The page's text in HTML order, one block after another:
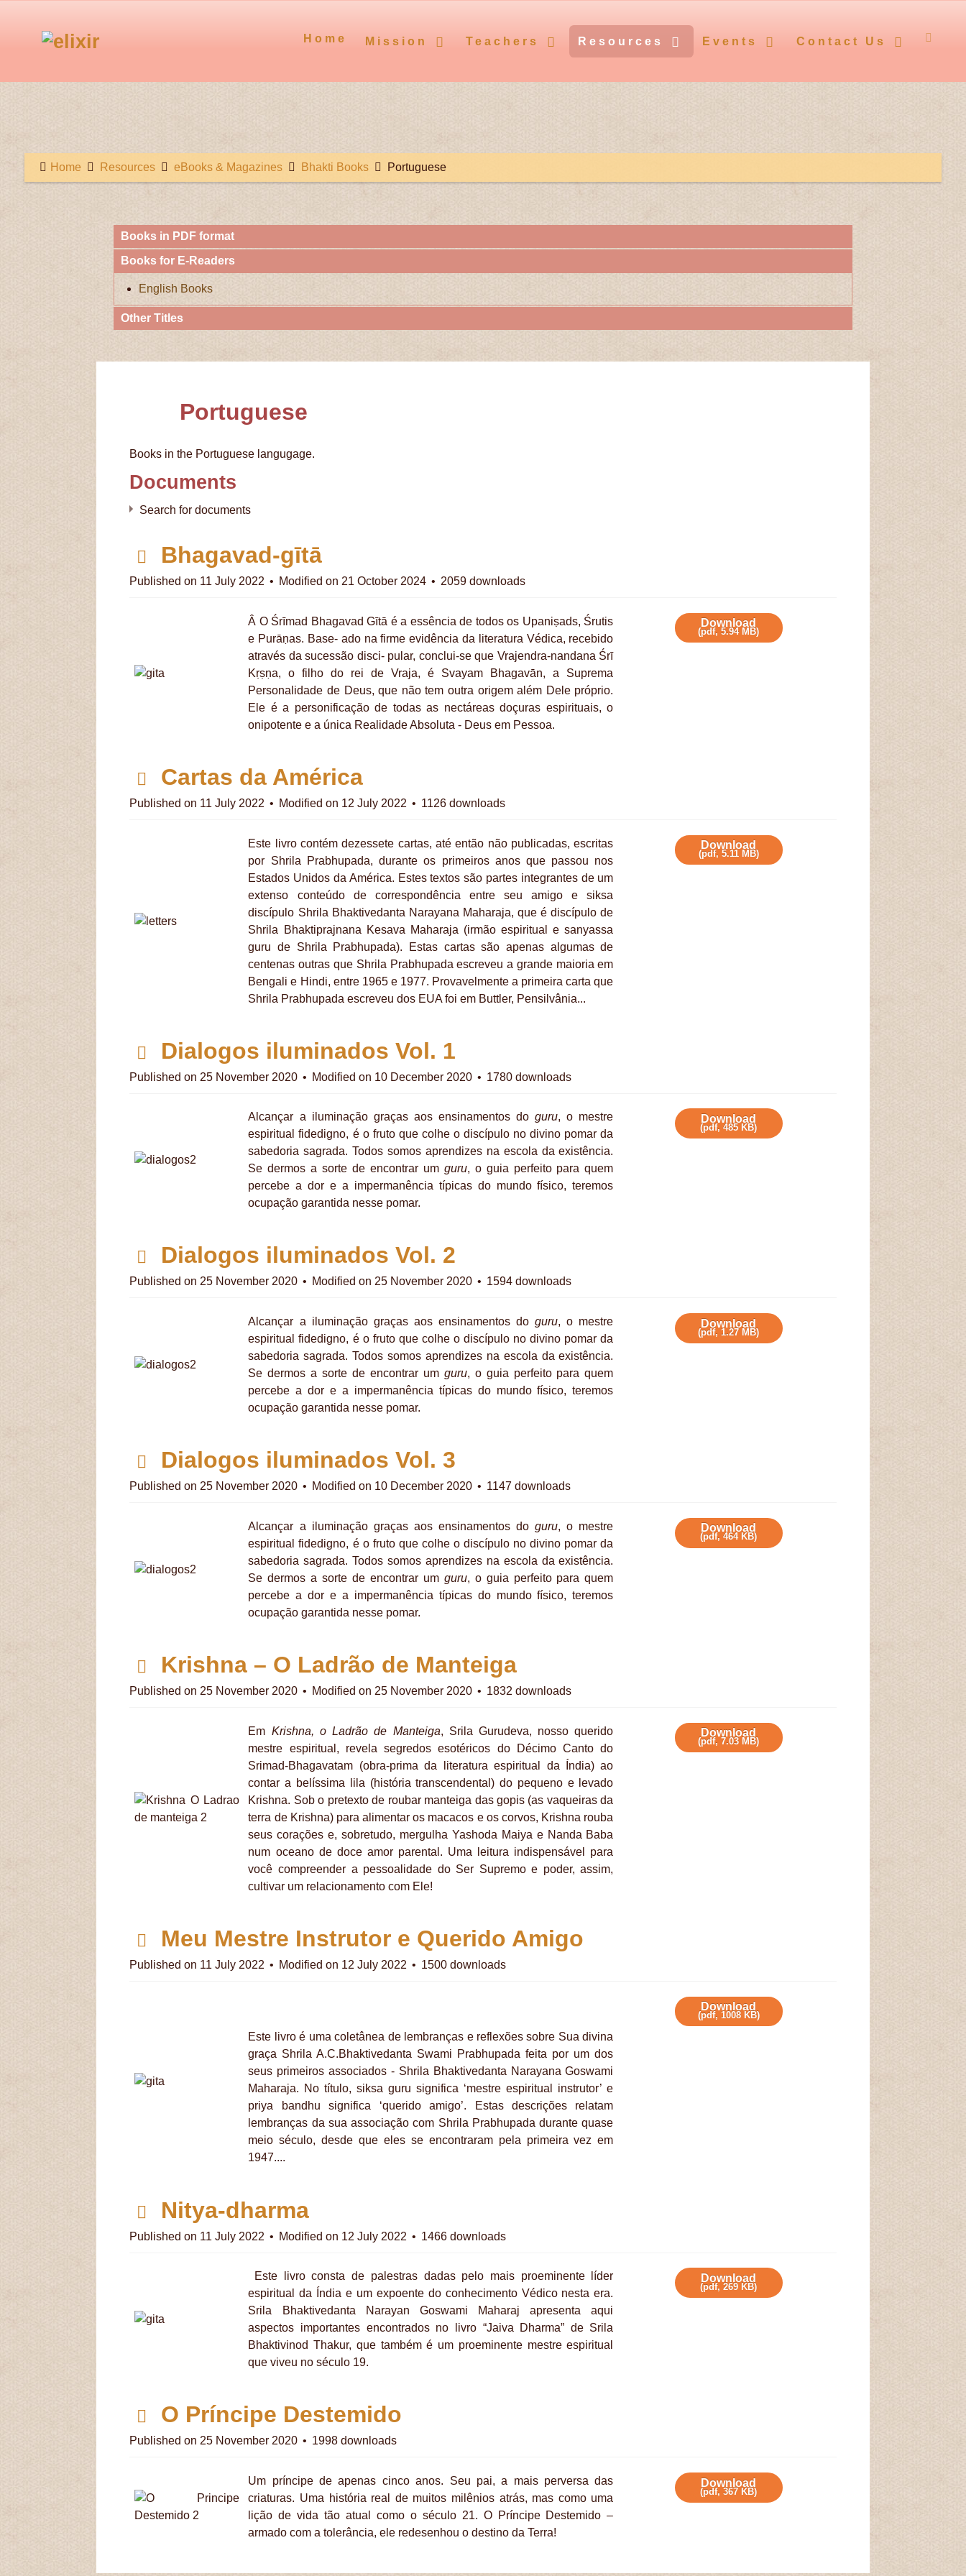
Home Mission Teachers Resources Events Contact Us
Home Resources eBooks & Magazines Bhakti Books Portuguese
Books in PDF format
Books for E-Readers
English Books
Other Titles
Folder
Portuguese
Books in the Portuguese langugage.
Documents
Search for documents
p
d
Bhagavad-gītā
Published on 11 July 2022 Modified on 21 October 2024 2059 downloads
Download
(pdf,5.94 MB)
Â O Śrīmad Bhagavad Gītā é a essência de todos os Upaniṣads, Śrutis
e Purāṇas. Base- ado na firme evidência da literatura Védica, recebido
através da sucessão disci- pular, conclui-se que Vrajendra-nandana Śrī
Kṛṣṇa, o filho do rei de Vraja, é Svayam Bhagavān, a Suprema
Personalidade de Deus, que não tem outra origem além Dele próprio.
Ele é a personificação de todas as nectáreas doçuras espirituais, o
onipotente e a única Realidade Absoluta - Deus em Pessoa.
p
d
Cartas da América
Published on 11 July 2022 Modified on 12 July 2022 1126 downloads
Download
(pdf, 5.11 MB)
Este livro contém dezessete cartas, até então não publicadas, escritas
por Shrila Prabhupada, durante os primeiros anos que passou nos
Estados Unidos da América. Estes textos são partes integrantes de um
extenso conteúdo de correspondência entre seu amigo e siksa
discípulo Shrila Bhaktivedanta Narayana Maharaja, que é discípulo de
Shrila Bhaktiprajnana Kesava Maharaja (irmão espiritual e sanyassa
guru de Shrila Prabhupada). Estas cartas são apenas algumas de
centenas outras que Shrila Prabhupada escreveu a grande maioria em
Bengali e Hindi, entre 1965 e 1977. Provavelmente a primeira carta que
Shrila Prabhupada escreveu dos EUA foi em Buttler, Pensilvânia...
p
d
Dialogos iluminados Vol. 1
Published on 25 November 2020 Modified on 10 December 2020 1780 downloads
Download
(pdf,485 KB)
Alcançar a iluminação graças aos ensinamentos doguru, o mestre
espiritual fidedigno, é o fruto que colhe o discípulo no divino pomar da
sabedoria sagrada. Todos somos aprendizes na escola da existência.
Se dermos a sorte de encontrar um guru, o guia perfeito para quem
percebe a dor e a impermanência típicas do mundo físico, teremos
ocupação garantida nesse pomar.
p
d
Dialogos iluminados Vol. 2
Published on 25 November 2020 Modified on 25 November 2020 1594 downloads
Download
(pdf, 1.27 MB)
Alcançar a iluminação graças aos ensinamentos doguru, o mestre
espiritual fidedigno, é o fruto que colhe o discípulo no divino pomar da
sabedoria sagrada. Todos somos aprendizes na escola da existência.
Se dermos a sorte de encontrar um guru, o guia perfeito para quem
percebe a dor e a impermanência típicas do mundo físico, teremos
ocupação garantida nesse pomar.
p
d
Dialogos iluminados Vol. 3
Published on 25 November 2020 Modified on 10 December 2020 1147 downloads
Download
(pdf,464 KB)
Alcançar a iluminação graças aos ensinamentos doguru, o mestre
espiritual fidedigno, é o fruto que colhe o discípulo no divino pomar da
sabedoria sagrada. Todos somos aprendizes na escola da existência.
Se dermos a sorte de encontrar um guru, o guia perfeito para quem
percebe a dor e a impermanência típicas do mundo físico, teremos
ocupação garantida nesse pomar.
p
d
Krishna – O Ladrão de Manteiga
Published on 25 November 2020 Modified on 25 November 2020 1832 downloads
Download
(pdf,7.03 MB)
Em Krishna, o Ladrão de Manteiga, Srila Gurudeva, nosso querido
mestre espiritual, revela segredos esotéricos do Décimo Canto do
Srimad-Bhagavatam (obra-prima da literatura espiritual da Índia) ao
contar a belíssima lila (história transcendental) do pequeno e levado
Krishna. Sob o pretexto de roubar manteiga das gopis (as vaqueiras da
terra de Krishna) para alimentar os macacos e os corvos, Krishna rouba
seus corações e, sobretudo, mergulha Yashoda Maiya e Nanda Baba
num oceano de doce amor parental. Uma leitura indispensável para
você compreender a pessoalidade do Ser Supremo e poder, assim,
cultivar um relacionamento com Ele!
p
d
Meu Mestre Instrutor e Querido Amigo
Published on 11 July 2022 Modified on 12 July 2022 1500 downloads
Download
(pdf, 1008 KB)
Este livro é uma coletânea de lembranças e reflexões sobre Sua divina
graça Shrila A.C.Bhaktivedanta Swami Prabhupada feita por um dos
seus primeiros associados - Shrila Bhaktivedanta Narayana Goswami
Maharaja. No título, siksa guru significa ‘mestre espiritual instrutor’ e
priya bandhu significa ‘querido amigo’. Estas descrições relatam
lembranças da sua associação com Shrila Prabhupada durante quase
meio século, desde que eles se encontraram pela primeira vez em
1947....
p
d
Nitya-dharma
Published on 11 July 2022 Modified on 12 July 2022 1466 downloads
Download
(pdf,269 KB)
Este livro consta de palestras dadas pelo mais proeminente líder
espiritual da Índia e um expoente do conhecimento Védico nesta era.
Srila Bhaktivedanta Narayan Goswami Maharaj apresenta aqui
aspectos importantes encontrados no livro “Jaiva Dharma” de Srila
Bhaktivinod Thakur, que também é um proeminente mestre espiritual
que viveu no século 19.
p
d
O Príncipe Destemido
Published on 25 November 2020 1998 downloads
Download
(pdf,367 KB)
Um príncipe de apenas cinco anos. Seu pai, a mais perversa das
criaturas. Uma história real de muitos milênios atrás, mas como uma
lição de vida tão atual como o século 21. O Príncipe Destemido –
armado com a tolerância, ele redesenhou o destino da Terra!